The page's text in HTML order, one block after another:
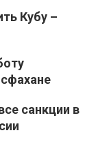
Кубу –
санкции в